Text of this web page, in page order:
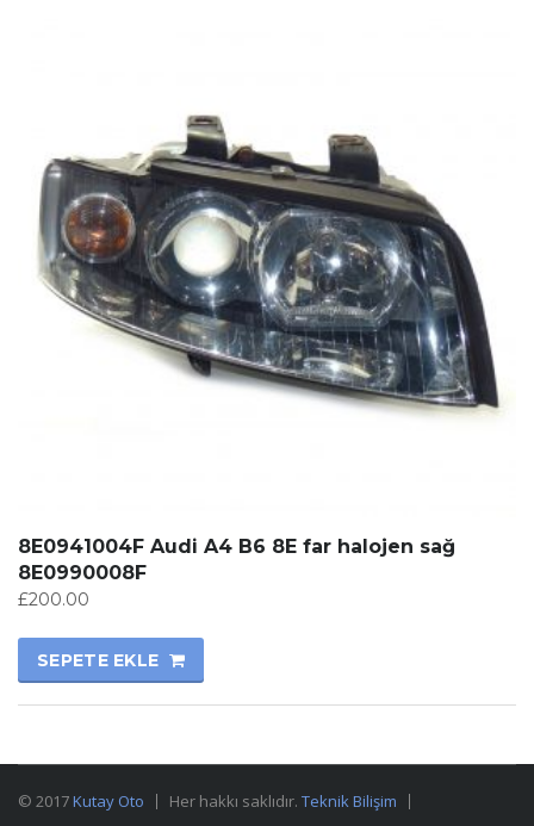
8E0941004F Audi A4 B6 8E far halojen sağ
8E0990008F
£200.00
SEPETE EKLE
© 2017Kutay Oto Her hakkı saklıdır. Teknik Bilişim